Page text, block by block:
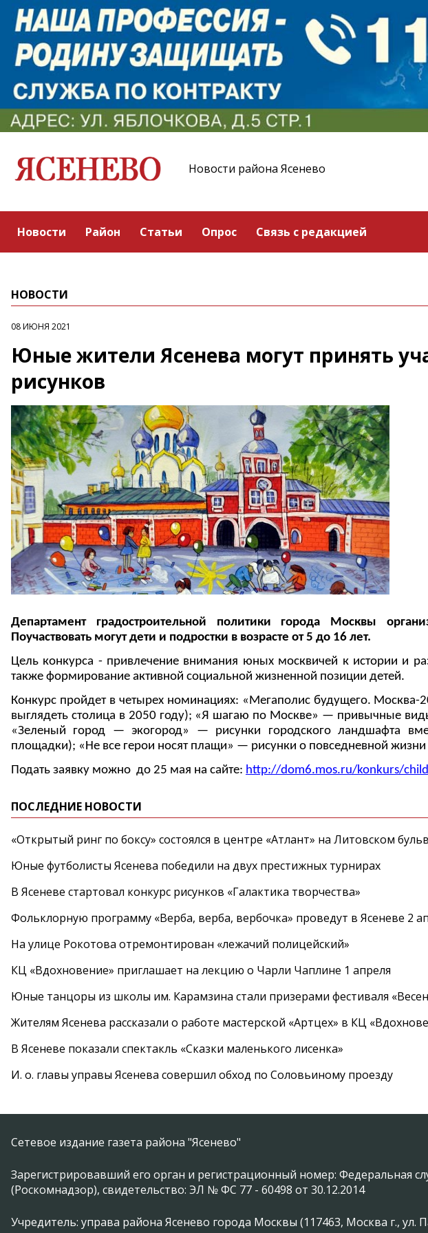
Новости района Ясенево
Новости Район Статьи Опрос Связь с редакцией
НОВОСТИ
08 ИЮНЯ 2021
Юные жители Ясенева могут принять
рисунков
Департамент градостроительной политики города Москвы
Поучаствовать могут дети и подростки в возрасте от 5 до 16 лет.
Цель конкурса - привлечение внимания юных москвичей к истории и
также формирование активной социальной жизненной позиции детей.
Конкурс пройдет в четырех номинациях: «Мегаполис будущего.
выглядеть столица в 2050 году); «Я шагаю по Москве» — привычные
«Зеленый город — экогород» — рисунки городского ландшафта
площадки); «Не все герои носят плащи» — рисунки о повседневной
Подать заявку можно до 25 мая на сайте: http://dom6.mos.ru/konkurs/
ПОСЛЕДНИЕ НОВОСТИ
«Открытый ринг по боксу» состоялся в центре «Атлант» на Литовском
Юные футболисты Ясенева победили на двух престижных турнирах
В Ясеневе стартовал конкурс рисунков «Галактика творчества»
Фольклорную программу «Верба, верба, вербочка» проведут в Ясеневе 2
На улице Рокотова отремонтирован «лежачий полицейский»
КЦ «Вдохновение» приглашает на лекцию о Чарли Чаплине 1 апреля
Юные танцоры из школы им. Карамзина стали призерами фестиваля
Жителям Ясенева рассказали о работе мастерской «Артцех» в КЦ
В Ясеневе показали спектакль «Сказки маленького лисенка»
И. о. главы управы Ясенева совершил обход по Соловьиному проезду
Сетевое издание газета района "Ясенево"
Зарегистрировавший его орган и регистрационный номер: Федеральная
(Роскомнадзор), свидетельство: ЭЛ № ФС 77 - 60498 от 30.12.2014
Учредитель: управа района Ясенево города Москвы (117463, Москва г., ул.